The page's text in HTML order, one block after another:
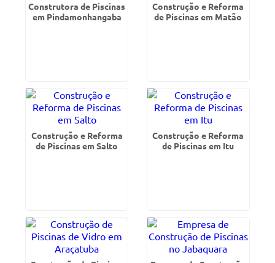
Construtora de Piscinas
em Pindamonhangaba
Construção e Reforma
de Piscinas em Matão
Construção e Reforma
de Piscinas em Salto
Construção e Reforma
de Piscinas em Itu